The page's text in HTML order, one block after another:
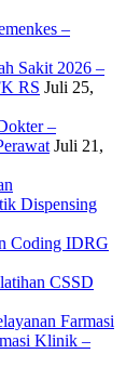
–
Sakit 2026 –
RS Juli 25,
–
Juli 21,
Dispensing
Coding IDRG
CSSD
Farmasi
Klinik –